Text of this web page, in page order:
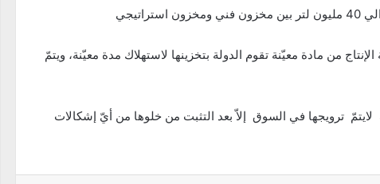
من مادة معيّنة تقوم الدولة بتخزينها لاستهلاك مدة معيّنة، ويتمّ